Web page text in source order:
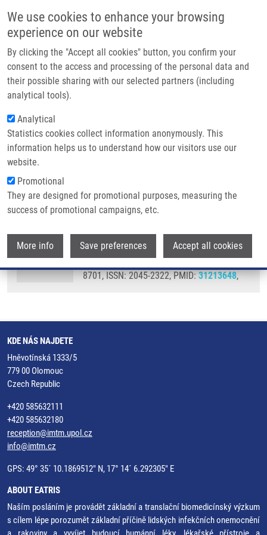
We use cookies to enhance your browsing
experience on our website
By clicking the "Accept all cookies" button, you confirm your
consent to the access and processing of the personal data and
their possible sharing with our selected partners (including
analytical tools).
Analytical
Statistics cookies collect information anonymously. This
information helps us to understand how our visitors use our
website.
Promotional
They are designed for promotional purposes, measuring the
success of promotional campaigns, etc.
More info Save preferences Accept all cookies
Main
Domů
Partner institutions
Technologie a služby
Kontakt
Drobečková navigace
Domů
Quantification Of Fixed Adherent Cells Using a Strong Enhancer Of The
Fluorescence Of DNA Dyes
Quantification of fixed adherent cells
using a strong enhancer of the
fluorescence of DNA dyes
LIGASOVÁ, A.,K. KOBERNA
Quantification of fixed adherent cells using
a strong enhancer of the fluorescence of
DNA dyes. Scientific Reports. 2019, 9(1),
8701, ISSN: 2045-2322, PMID:31213648,
KDE NÁS NAJDETE
Hněvotínská 1333/5
779 00 Olomouc
Czech Republic
+420 585632111
+420 585632180
reception@imtm.upol.cz
info@imtm.cz
GPS: 49° 35´ 10.1869512" N, 17° 14´ 6.292305" E
ABOUT EATRIS
Naším posláním je provádět základní a translační biomedicínský výzkum
s cílem lépe porozumět základní příčině lidských infekčních onemocnění